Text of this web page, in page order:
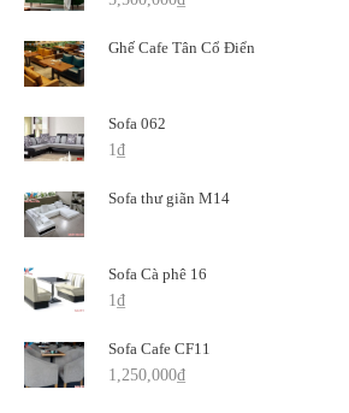
Ghế Cafe Tân Cổ Điển
Sofa 062
1₫
Sofa thư giãn M14
Sofa Cà phê 16
1₫
Sofa Cafe CF11
1,250,000₫